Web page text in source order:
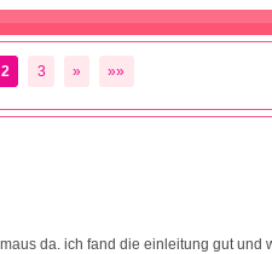
2 3 » »»
da. ich fand die einleitung gut und